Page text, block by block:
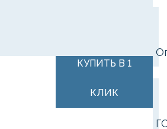
КУПИТЬ В 1
КЛИК